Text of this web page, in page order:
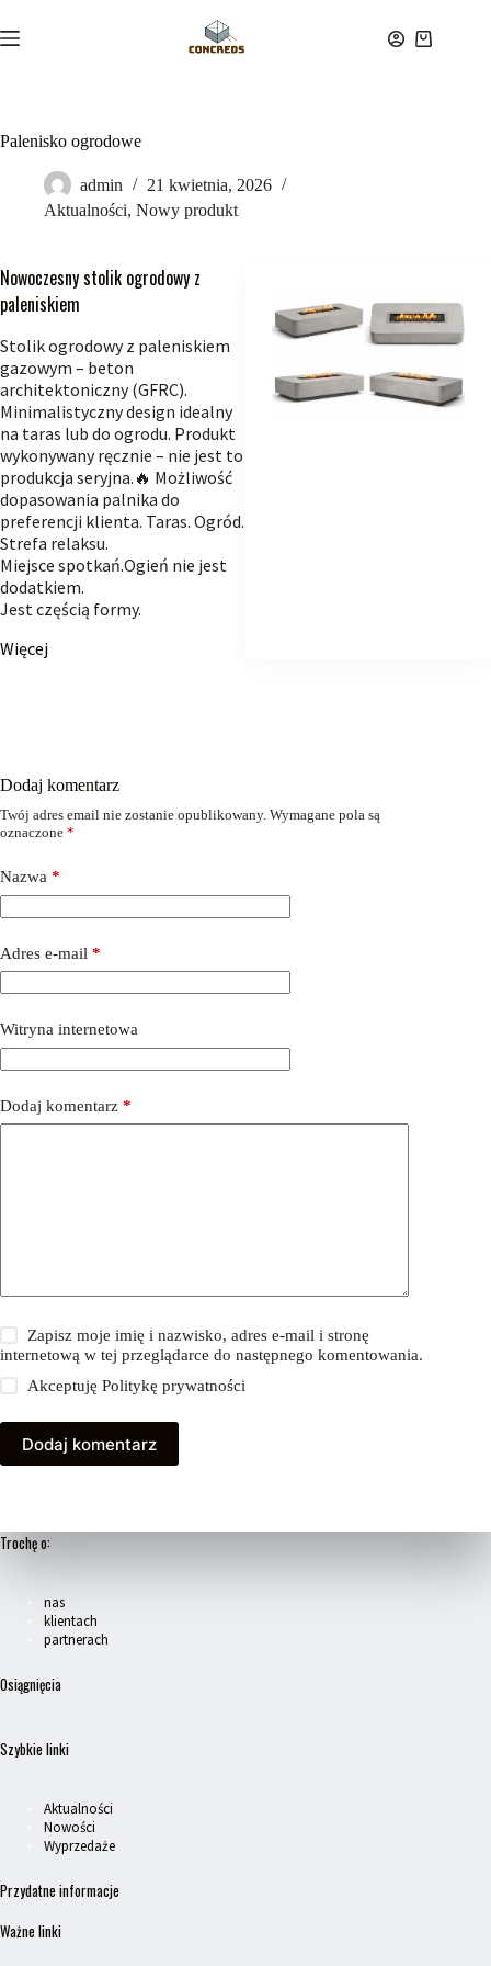
do
treści
Koszyk
Palenisko ogrodowe
admin
21 kwietnia, 2026
Aktualności, Nowy produkt
Nowoczesny stolik ogrodowy z
paleniskiem
Stolik ogrodowy z paleniskiem
gazowym – beton
architektoniczny (GFRC).
Minimalistyczny design idealny
na taras lub do ogrodu. Produkt
wykonywany ręcznie – nie jest to
produkcja seryjna.🔥 Możliwość
dopasowania palnika do
preferencji klienta. Taras. Ogród.
Strefa relaksu.
Miejsce spotkań.Ogień nie jest
dodatkiem.
Jest częścią formy.
Więcej
Dodaj komentarz
Twój adres email nie zostanie opublikowany. Wymagane pola są
oznaczone *
Nazwa *
Adres e-mail *
Witryna internetowa
Dodaj komentarz *
Zapisz moje imię i nazwisko, adres e-mail i stronę
internetową w tej przeglądarce do następnego komentowania.
AkceptujęPolitykę prywatności
Dodaj komentarz
Trochę o:
nas
klientach
partnerach
Osiągnięcia
Szybkie linki
Aktualności
Nowości
Wyprzedaże
Przydatne informacje
Ważne linki